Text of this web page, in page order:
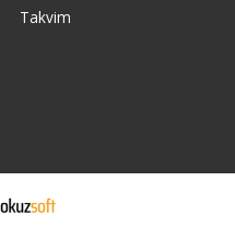
Takvim